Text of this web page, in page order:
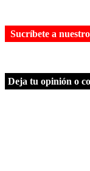
Sucríbete a
Deja tu opinión o